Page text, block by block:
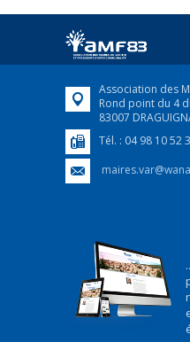
Afin d’accompagner
FEUILLETER
Association des
Rond point du 4
83007
Tél. : 04 98 10 52